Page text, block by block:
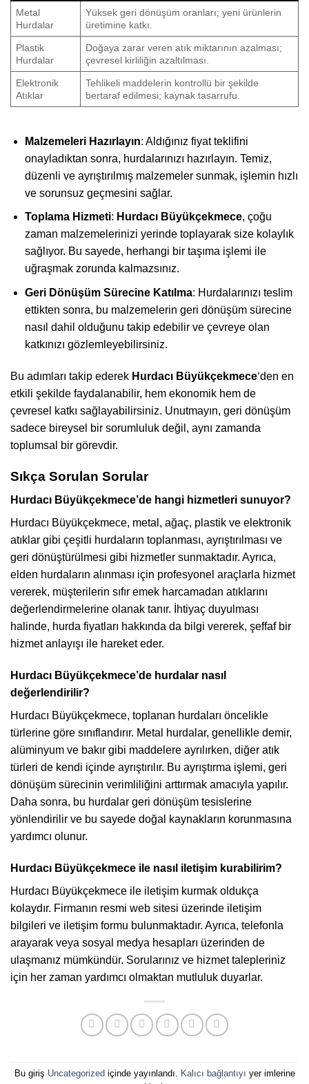
Metal
Hurdalar
Yüksek geri dönüşüm oranları; yeni ürünlerin
üretimine katkı.
Plastik
Hurdalar
Doğaya zarar veren atık miktarının azalması;
çevresel kirliliğin azaltılması.
Elektronik
Atıklar
Tehlikeli maddelerin kontrollü bir şekilde
bertaraf edilmesi; kaynak tasarrufu.
Malzemeleri Hazırlayın: Aldığınız fiyat teklifini
onayladıktan sonra, hurdalarınızı hazırlayın. Temiz,
düzenli ve ayrıştırılmış malzemeler sunmak, işlemin hızlı
ve sorunsuz geçmesini sağlar.
Toplama Hizmeti: Hurdacı Büyükçekmece, çoğu
zaman malzemelerinizi yerinde toplayarak size kolaylık
sağlıyor. Bu sayede, herhangi bir taşıma işlemi ile
uğraşmak zorunda kalmazsınız.
Geri Dönüşüm Sürecine Katılma: Hurdalarınızı teslim
ettikten sonra, bu malzemelerin geri dönüşüm sürecine
nasıl dahil olduğunu takip edebilir ve çevreye olan
katkınızı gözlemleyebilirsiniz.
Bu adımları takip ederek Hurdacı Büyükçekmece‘den en
etkili şekilde faydalanabilir, hem ekonomik hem de
çevresel katkı sağlayabilirsiniz. Unutmayın, geri dönüşüm
sadece bireysel bir sorumluluk değil, aynı zamanda
toplumsal bir görevdir.
Sıkça Sorulan Sorular
Hurdacı Büyükçekmece’de hangi hizmetleri sunuyor?
Hurdacı Büyükçekmece, metal, ağaç, plastik ve elektronik
atıklar gibi çeşitli hurdaların toplanması, ayrıştırılması ve
geri dönüştürülmesi gibi hizmetler sunmaktadır. Ayrıca,
elden hurdaların alınması için profesyonel araçlarla hizmet
vererek, müşterilerin sıfır emek harcamadan atıklarını
değerlendirmelerine olanak tanır. İhtiyaç duyulması
halinde, hurda fiyatları hakkında da bilgi vererek, şeffaf bir
hizmet anlayışı ile hareket eder.
Hurdacı Büyükçekmece’de hurdalar nasıl
değerlendirilir?
Hurdacı Büyükçekmece, toplanan hurdaları öncelikle
türlerine göre sınıflandırır. Metal hurdalar, genellikle demir,
alüminyum ve bakır gibi maddelere ayrılırken, diğer atık
türleri de kendi içinde ayrıştırılır. Bu ayrıştırma işlemi, geri
dönüşüm sürecinin verimliliğini arttırmak amacıyla yapılır.
Daha sonra, bu hurdalar geri dönüşüm tesislerine
yönlendirilir ve bu sayede doğal kaynakların korunmasına
yardımcı olunur.
Hurdacı Büyükçekmece ile nasıl iletişim kurabilirim?
Hurdacı Büyükçekmece ile iletişim kurmak oldukça
kolaydır. Firmanın resmi web sitesi üzerinde iletişim
bilgileri ve iletişim formu bulunmaktadır. Ayrıca, telefonla
arayarak veya sosyal medya hesapları üzerinden de
ulaşmanız mümkündür. Sorularınız ve hizmet talepleriniz
için her zaman yardımcı olmaktan mutluluk duyarlar.
Bu giriş Uncategorized içinde yayınlandı. Kalıcı bağlantıyı yer imlerine